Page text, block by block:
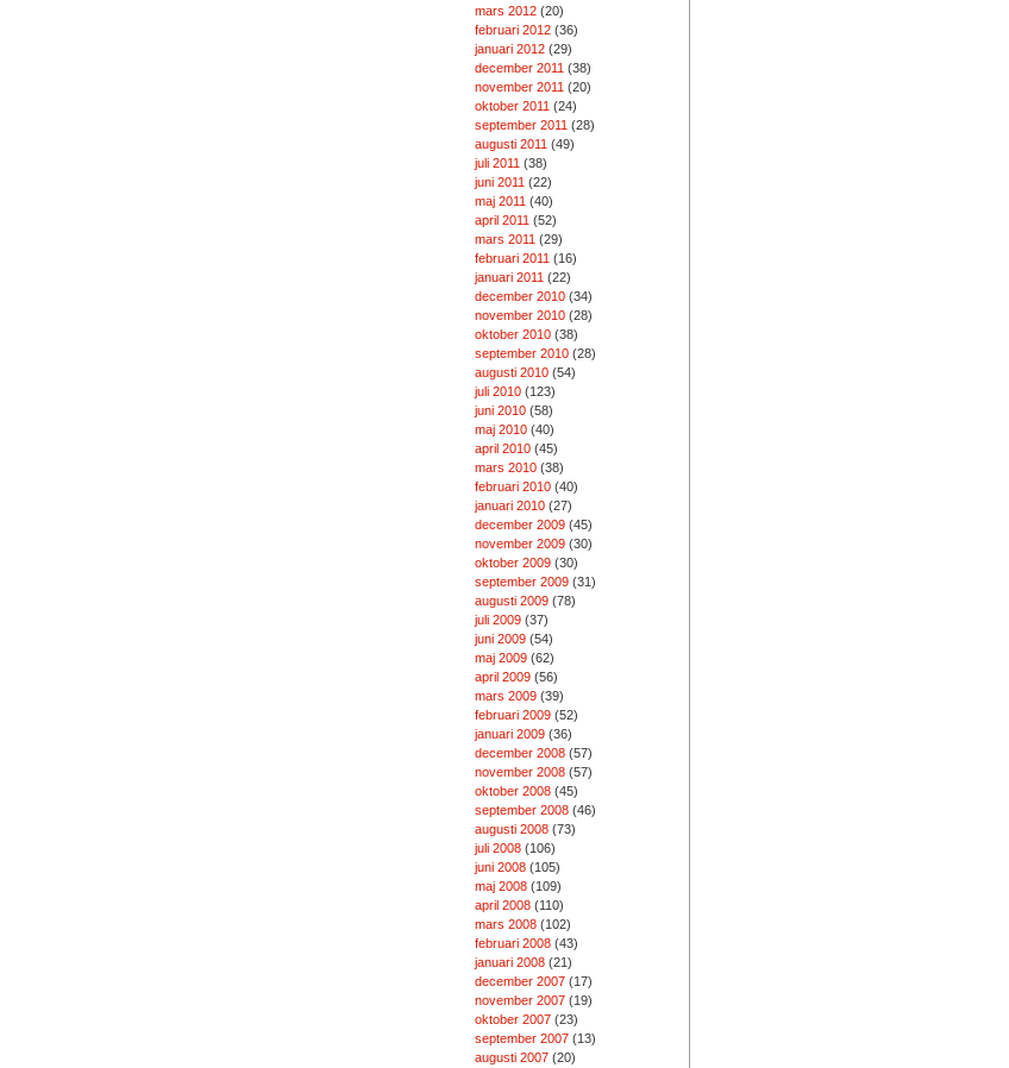
mars 2012(20)
februari 2012(36)
januari 2012(29)
december 2011 (38)
november 2011 (20)
oktober 2011 (24)
september 2011 (28)
augusti 2011 (49)
juli 2011 (38)
juni 2011 (22)
maj 2011 (40)
april 2011 (52)
mars 2011 (29)
februari 2011 (16)
januari 2011 (22)
december 2010(34)
november 2010(28)
oktober 2010(38)
september 2010(28)
augusti 2010(54)
juli 2010(123)
juni 2010(58)
maj 2010(40)
april 2010(45)
mars 2010(38)
februari 2010(40)
januari 2010(27)
december 2009(45)
november 2009(30)
oktober 2009(30)
september 2009(31)
augusti 2009(78)
juli 2009(37)
juni 2009(54)
maj 2009(62)
april 2009(56)
mars 2009(39)
februari 2009(52)
januari 2009(36)
december 2008(57)
november 2008(57)
oktober 2008(45)
september 2008(46)
augusti 2008(73)
juli 2008(106)
juni 2008(105)
maj 2008(109)
april 2008(110)
mars 2008(102)
februari 2008(43)
januari 2008(21)
december 2007(17)
november 2007(19)
oktober 2007(23)
september 2007(13)
augusti 2007(20)